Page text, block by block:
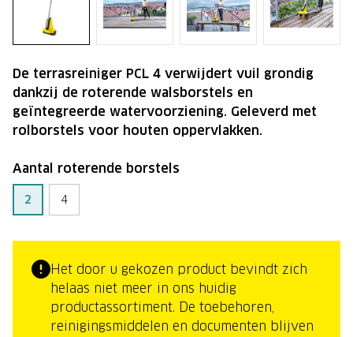
Aantal roterende borstels
2 4
Het door u gekozen product bevindt zich
helaas niet meer in ons huidig
productassortiment. De toebehoren,
reinigingsmiddelen en documenten blijven
De terrasreiniger PCL 4 verwijdert vuil grondig
dankzij de roterende walsborstels en
geïntegreerde watervoorziening. Geleverd met
rolborstels voor houten oppervlakken.